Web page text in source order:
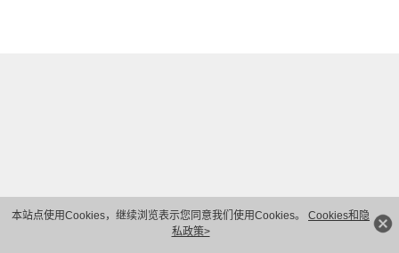
本站点使用Cookies，继续浏览表示您同意我们使用Cookies。 Cookies和隐
私政策>